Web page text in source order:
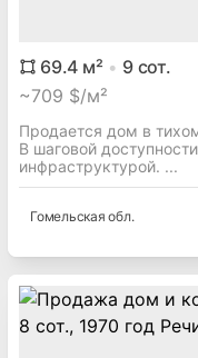
69.4 м² 9сот.
~709 $/м²
Продается дом в
В шаговой
инфраструктурой. ...
Гомельская обл.